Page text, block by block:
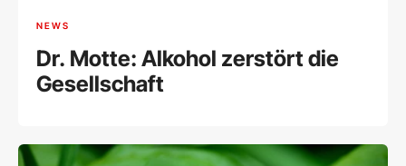
NEWS
Dr. Motte: Alkohol zerstört die
Gesellschaft